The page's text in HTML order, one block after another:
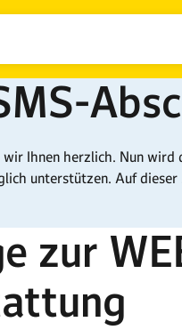
Ihnen herzlich. Nun
unterstützen. Auf
zur